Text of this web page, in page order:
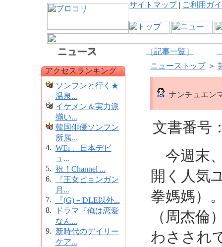
サイトマップ| ご利用ガ
［記事一覧］
アクセスランキング
ソンフンと行く★
温泉...
イケメン＆実力派
揃い...
韓国俳優ソンフン
所属...
4. WEi 、日本デビ
ュ...
5. 祝！Channel ...
6.
『王女ピョンガン
月...
7.
『(G)－DLE以外...
8.
ドラマ『俺は恋愛
なん...
9. 新時代のデイリー
ケア...
ニューストップ＞
ナンチュエン
文書番号
今週末
開く人気
拳媽媽）
（周杰倫
わさされ